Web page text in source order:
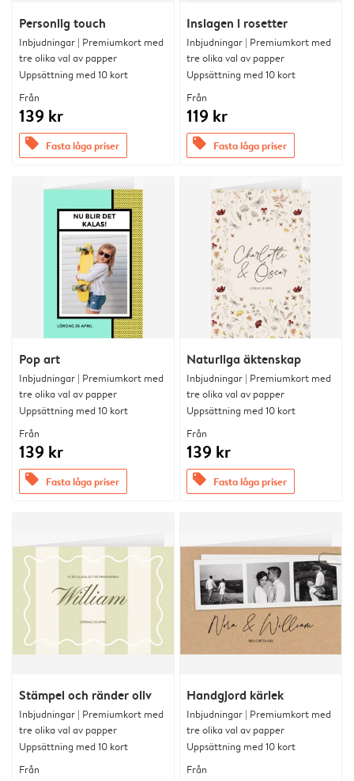
Personlig touch
Inbjudningar | Premiumkort med
tre olika val av papper
Uppsättning med 10 kort
Från
139 kr
offers Fasta låga priser
Inslagen i rosetter
Inbjudningar | Premiumkort med
tre olika val av papper
Uppsättning med 10 kort
Från
119 kr
offers Fasta låga priser
Pop art
Inbjudningar | Premiumkort med
tre olika val av papper
Uppsättning med 10 kort
Från
139 kr
offers Fasta låga priser
Naturliga äktenskap
Inbjudningar | Premiumkort med
tre olika val av papper
Uppsättning med 10 kort
Från
139 kr
offers Fasta låga priser
Stämpel och ränder oliv
Inbjudningar | Premiumkort med
tre olika val av papper
Uppsättning med 10 kort
Från
Handgjord kärlek
Inbjudningar | Premiumkort med
tre olika val av papper
Uppsättning med 10 kort
Från